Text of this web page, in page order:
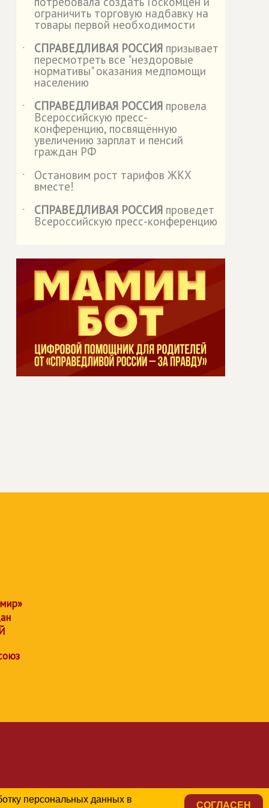
ограничить торговую надбавку на
товары первой необходимости
˙
СПРАВЕДЛИВАЯ РОССИЯ призывает
пересмотреть все "нездоровые
нормативы" оказания медпомощи
населению
˙
СПРАВЕДЛИВАЯ РОССИЯ провела
Всероссийскую пресс-
конференцию, посвящённую
увеличению зарплат и пенсий
граждан РФ
˙
Остановим рост тарифов ЖКХ
вместе!
˙
СПРАВЕДЛИВАЯ РОССИЯ проведет
Всероссийскую пресс-конференцию
персональных данных в
СОГЛАСЕН